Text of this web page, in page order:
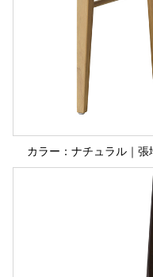
カラー：ナチュラル｜張